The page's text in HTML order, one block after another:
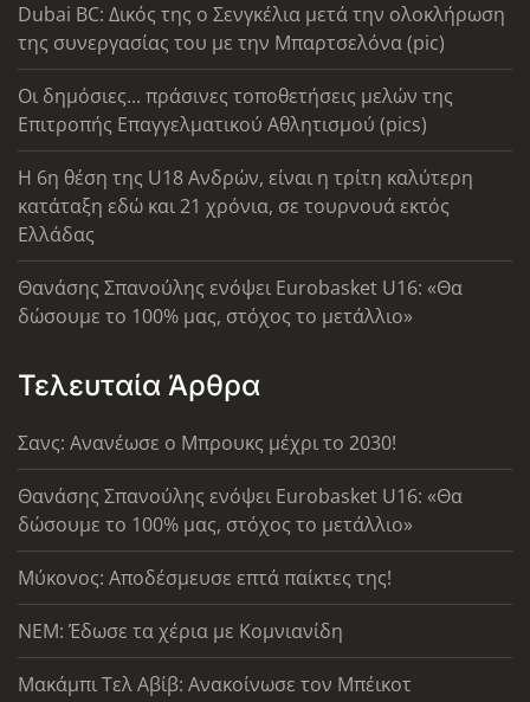
Dubai BC: Δικός της ο Σενγκέλια μετά την ολοκλήρωση
της συνεργασίας του με την Μπαρτσελόνα (pic)
Οι δημόσιες... πράσινες τοποθετήσεις μελών της
Επιτροπής Επαγγελματικού Αθλητισμού (pics)
Η 6η θέση της U18 Ανδρών, είναι η τρίτη καλύτερη
κατάταξη εδώ και 21 χρόνια, σε τουρνουά εκτός
Ελλάδας
Θανάσης Σπανούλης ενόψει Eurobasket U16: «Θα
δώσουμε το 100% μας, στόχος το μετάλλιο»
Τελευταία Άρθρα
Σανς: Ανανέωσε ο Μπρουκς μέχρι το 2030!
Θανάσης Σπανούλης ενόψει Eurobasket U16: «Θα
δώσουμε το 100% μας, στόχος το μετάλλιο»
Μύκονος: Αποδέσμευσε επτά παίκτες της!
ΝΕΜ: Έδωσε τα χέρια με Κομνιανίδη
Μακάμπι Τελ Αβίβ: Ανακοίνωσε τον Μπέικοτ